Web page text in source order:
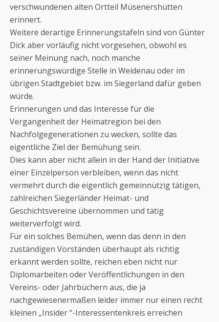
verschwundenen alten Ortteil Müsenershütten
erinnert.
Weitere derartige Erinnerungstafeln sind von Günter
Dick aber vorläufig nicht vorgesehen, obwohl es
seiner Meinung nach, noch manche
erinnerungswürdige Stelle in Weidenau oder im
übrigen Stadtgebiet bzw. im Siegerland dafür geben
würde.
Erinnerungen und das Interesse für die
Vergangenheit der Heimatregion bei den
Nachfolgegenerationen zu wecken, sollte das
eigentliche Ziel der Bemühung sein.
Dies kann aber nicht allein in der Hand der Initiative
einer Einzelperson verbleiben, wenn das nicht
vermehrt durch die eigentlich gemeinnützig tätigen,
zahlreichen Siegerländer Heimat- und
Geschichtsvereine übernommen und tätig
weiterverfolgt wird.
Für ein solches Bemühen, wenn das denn in den
zuständigen Vorständen überhaupt als richtig
erkannt werden sollte, reichen eben nicht nur
Diplomarbeiten oder Veröffentlichungen in den
Vereins- oder Jahrbüchern aus, die ja
nachgewiesenermaßen leider immer nur einen recht
kleinen „Insider “-Interessentenkreis erreichen